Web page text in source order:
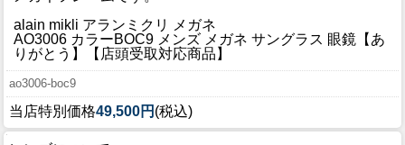
BLOG
会社概要
COMPANY
alain mikli アランミクリ メガネ
AO3006 カラーBOC9 メンズ メガネ サングラス 眼鏡【あ
りがとう】【店頭受取対応商品】
ao3006-boc9
当店特別価格49,500円 (税込)